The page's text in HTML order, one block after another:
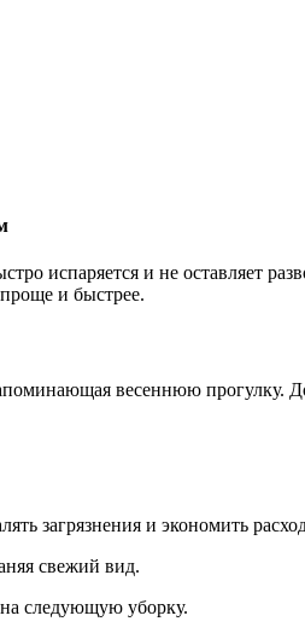
испаряется и не оставляет
и быстрее.
весеннюю прогулку.
загрязнения и экономить
свежий вид.
на следующую уборку.